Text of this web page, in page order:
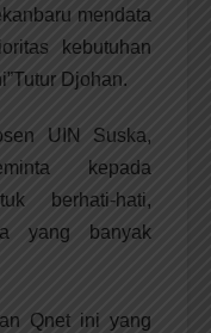
mendata
kebutuhan
Djohan.
UIN Suska,
kepada
berhati-hati,
yang banyak
Qnet ini yang